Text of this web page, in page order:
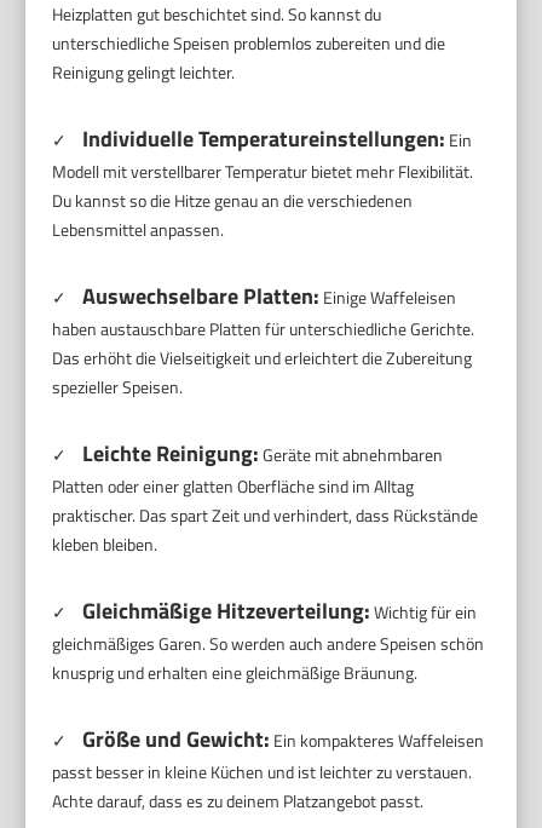
Heizplatten gut beschichtet sind. So kannst du
unterschiedliche Speisen problemlos zubereiten und die
Reinigung gelingt leichter.
✓ Individuelle Temperatureinstellungen: Ein
Modell mit verstellbarer Temperatur bietet mehr Flexibilität.
Du kannst so die Hitze genau an die verschiedenen
Lebensmittel anpassen.
✓ Auswechselbare Platten: Einige Waffeleisen
haben austauschbare Platten für unterschiedliche Gerichte.
Das erhöht die Vielseitigkeit und erleichtert die Zubereitung
spezieller Speisen.
✓ Leichte Reinigung:Geräte mit abnehmbaren
Platten oder einer glatten Oberfläche sind im Alltag
praktischer. Das spart Zeit und verhindert, dass Rückstände
kleben bleiben.
✓ Gleichmäßige Hitzeverteilung:Wichtig für ein
gleichmäßiges Garen. So werden auch andere Speisen schön
knusprig und erhalten eine gleichmäßige Bräunung.
✓ Größe und Gewicht: Ein kompakteres Waffeleisen
passt besser in kleine Küchen und ist leichter zu verstauen.
Achte darauf, dass es zu deinem Platzangebot passt.